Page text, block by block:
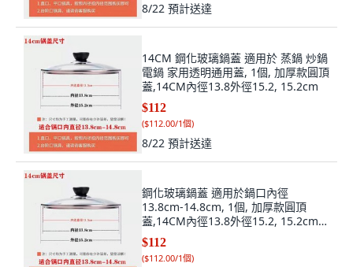
電鍋 家用透明通用蓋, 1個, 加厚款圓頂
蓋,14CM內徑13.8外徑15.2, 15.2cm
$112
($112.00/1個
8/22預計送達
13.8cm-14.8cm, 1個, 加厚款圓頂
蓋,14CM內徑13.8外徑15.2, 15.2cm,
加厚款圓頂蓋
$112
($112.00/1個
8/22預計送達